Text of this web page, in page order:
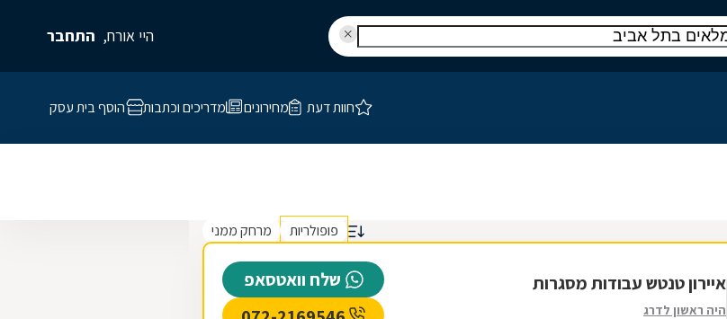
היי אורח, התחבר
חוות דעת מחירונים מדריכים וכתבות הוסף בית עסק
פופולריות מרחק ממני
איירון טנטש עבודות מסגרות
היה ראשון לדרג
שלח וואטסאפ